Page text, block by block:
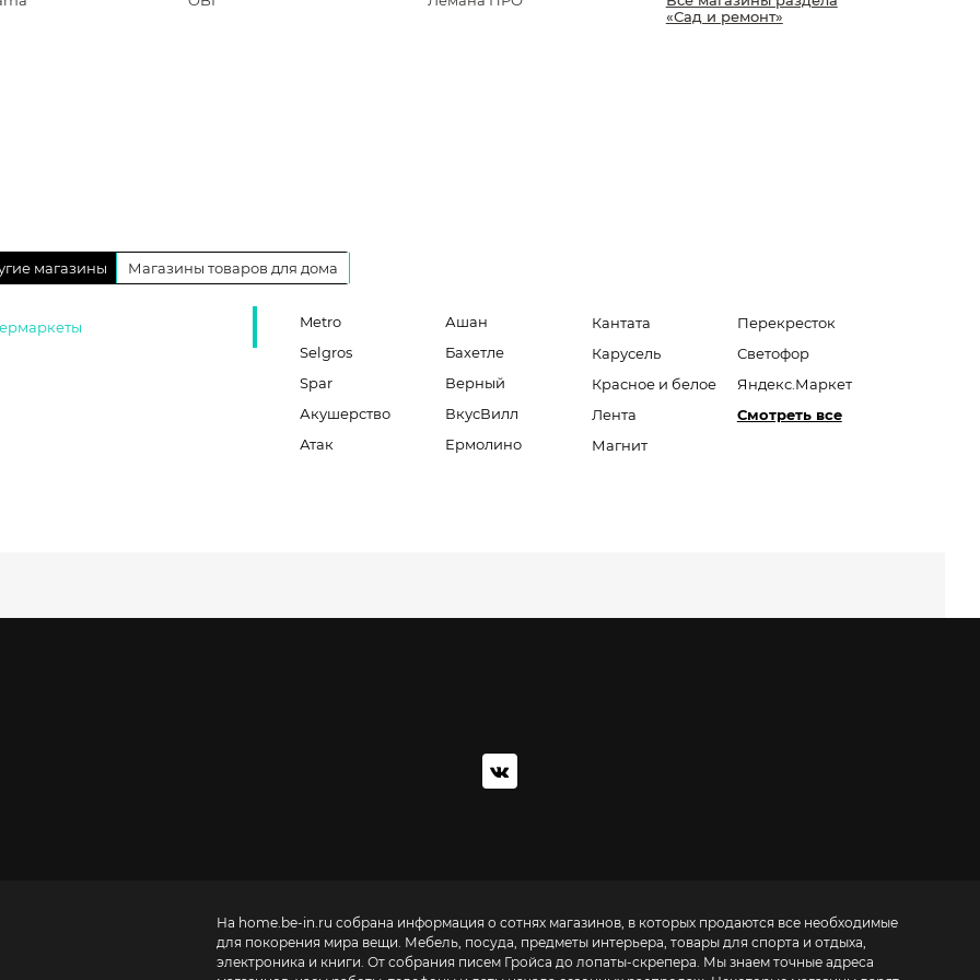
«Сад и ремонт»
магазины Магазины товаров для дома
Metro
Selgros
Spar
Акушерство
Атак
Ашан
Бахетле
Верный
ВкусВилл
Ермолино
Кантата
Карусель
Красное и белое
Лента
Магнит
Перекресток
Светофор
Яндекс.Маркет
Смотреть все
На home.be-in.ru собрана информация о сотнях магазинов, в которых продаются все необходимые
для покорения мира вещи. Мебель, посуда, предметы интерьера, товары для спорта и отдыха,
электроника и книги. От собрания писем Гройса до лопаты-скрепера. Мы знаем точные адреса